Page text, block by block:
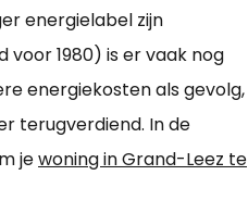
energielabel zijn
voor 1980) is er vaak nog
energiekosten als gevolg,
terugverdiend. In de
jewoning in Grand-Leez te